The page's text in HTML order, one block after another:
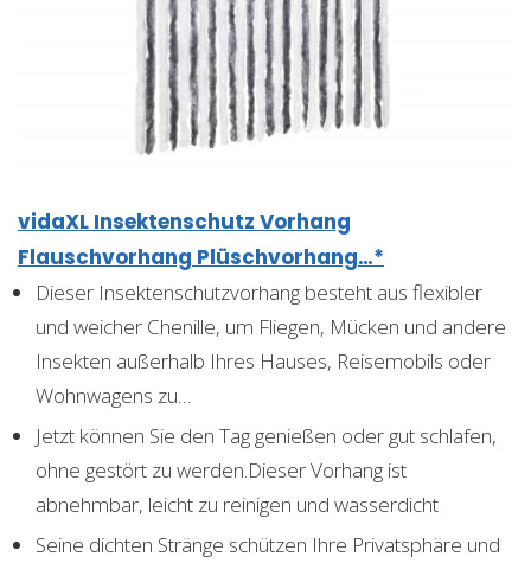
vidaXL Insektenschutz Vorhang
Flauschvorhang Plüschvorhang…*
Dieser Insektenschutzvorhang besteht aus flexibler
und weicher Chenille, um Fliegen, Mücken und andere
Insekten außerhalb Ihres Hauses, Reisemobils oder
Wohnwagens zu…
Jetzt können Sie den Tag genießen oder gut schlafen,
ohne gestört zu werden.Dieser Vorhang ist
abnehmbar, leicht zu reinigen und wasserdicht
Seine dichten Stränge schützen Ihre Privatsphäre und